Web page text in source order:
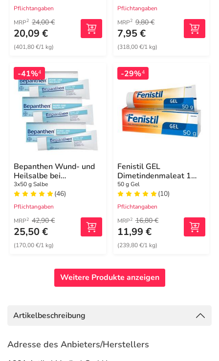
Pflichtangaben
MRP2 24,00 €
20,09 €
(401,80 €/1 kg)
Pflichtangaben
MRP2 9,80 €
7,95 €
(318,00 €/1 kg)
-41%4
Bepanthen Wund- und
Heilsalbe bei
oberflächlichen
Hautverletzungen
3x50 g Salbe
(46)
Pflichtangaben
MRP2 42,90 €
25,50 €
(170,00 €/1 kg)
-29%4
Fenistil GEL
Dimetindenmaleat 1
mg/g, zur Linderung von
Juckreiz
50 g Gel
(10)
Pflichtangaben
MRP2 16,80 €
11,99 €
(239,80 €/1 kg)
Weitere Produkte anzeigen
Artikelbeschreibung
Adresse des Anbieters/Herstellers